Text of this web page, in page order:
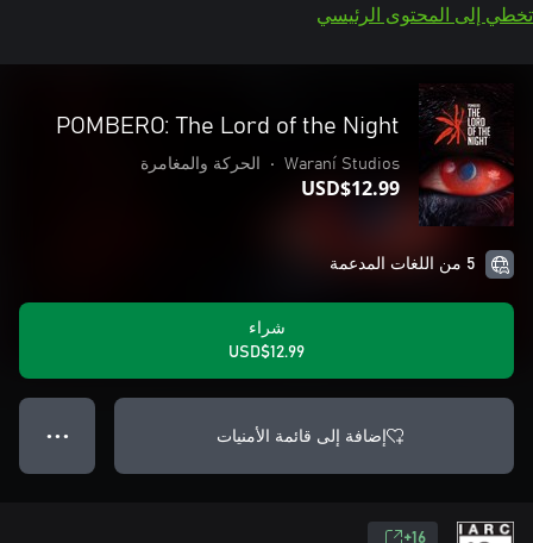
تخطي إلى المحتوى الرئيسي
POMBERO: The Lord of the Night
Waraní Studios
• الحركة والمغامرة
USD$12.99
5 من اللغات المدعمة
شراء
USD$12.99
إضافة إلى قائمة الأمنيات ● ● ●
16+